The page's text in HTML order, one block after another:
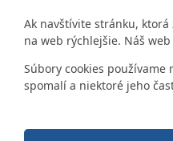
Ak navštívite stránku,
na web rýchlejšie. Náš
Súbory cookies
spomalí a niektoré jeho
Naša mestská časť